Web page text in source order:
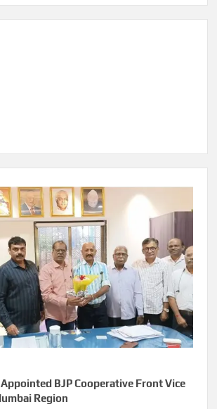
BJP Cooperative Front Vice
Region